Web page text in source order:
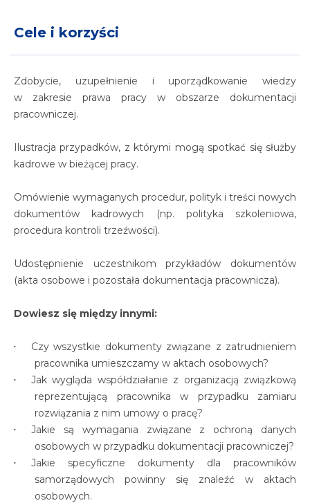
Cele i korzyści
Zdobycie, uzupełnienie i uporządkowanie wiedzy
w zakresie prawa pracy w obszarze dokumentacji
pracowniczej.
Ilustracja przypadków, z którymi mogą spotkać się służby
kadrowe w bieżącej pracy.
Omówienie wymaganych procedur, polityk i treści nowych
dokumentów kadrowych (np. polityka szkoleniowa,
procedura kontroli trzeźwości).
Udostępnienie uczestnikom przykładów dokumentów
(akta osobowe i pozostała dokumentacja pracownicza).
Dowiesz się między innymi:
Czy wszystkie dokumenty związane z zatrudnieniem
pracownika umieszczamy w aktach osobowych?
Jak wygląda współdziałanie z organizacją związkową
reprezentującą pracownika w przypadku zamiaru
rozwiązania z nim umowy o pracę?
Jakie są wymagania związane z ochroną danych
osobowych w przypadku dokumentacji pracowniczej?
Jakie specyficzne dokumenty dla pracowników
samorządowych powinny się znaleźć w aktach
osobowych.